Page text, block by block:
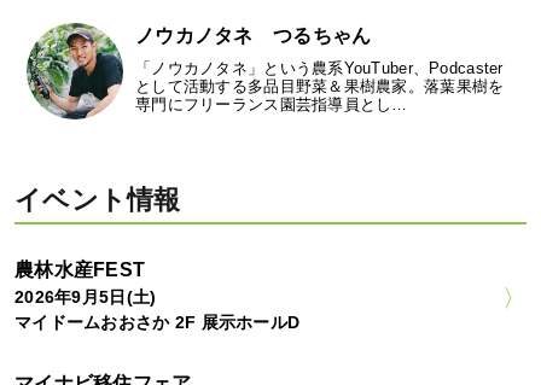
ノウカノタネ つるちゃん
「ノウカノタネ」という農系YouTuber、Podcaster
として活動する多品目野菜＆果樹農家。落葉果樹を
専門にフリーランス園芸指導員とし…
イベント情報
農林水産FEST
2026年9月5日(土)
マイドームおおさか 2F 展示ホールD